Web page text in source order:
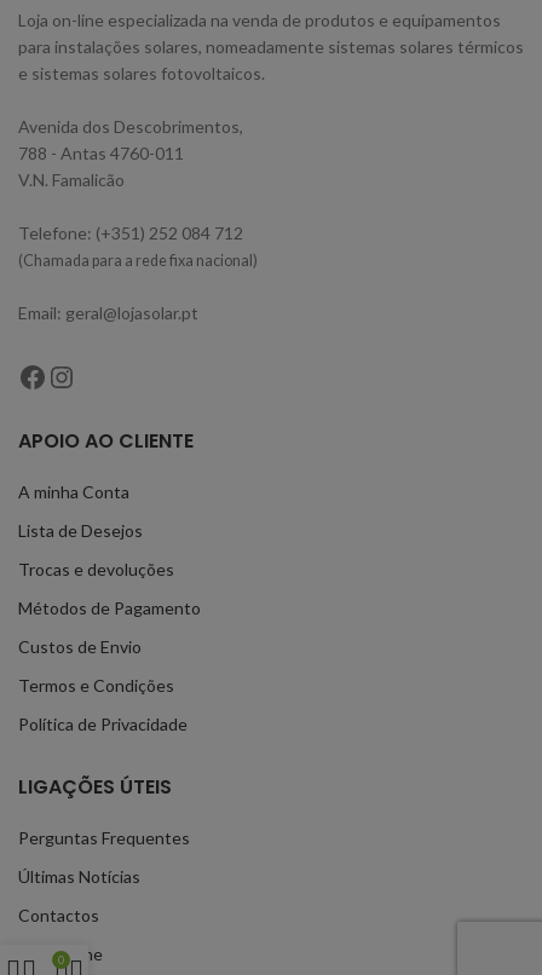
Loja on-line especializada na venda de produtos e equipamentos
para instalações solares, nomeadamente sistemas solares térmicos
e sistemas solares fotovoltaicos.
Avenida dos Descobrimentos,
788 - Antas 4760-011
V.N. Famalicão
Telefone: (+351) 252 084 712
(Chamada para a rede fixa nacional)
Email: geral@lojasolar.pt
APOIO AO CLIENTE
A minha Conta
Lista de Desejos
Trocas e devoluções
Métodos de Pagamento
Custos de Envio
Termos e Condições
Política de Privacidade
LIGAÇÕES ÚTEIS
Perguntas Frequentes
Últimas Notícias
Contactos
Loja Online
0